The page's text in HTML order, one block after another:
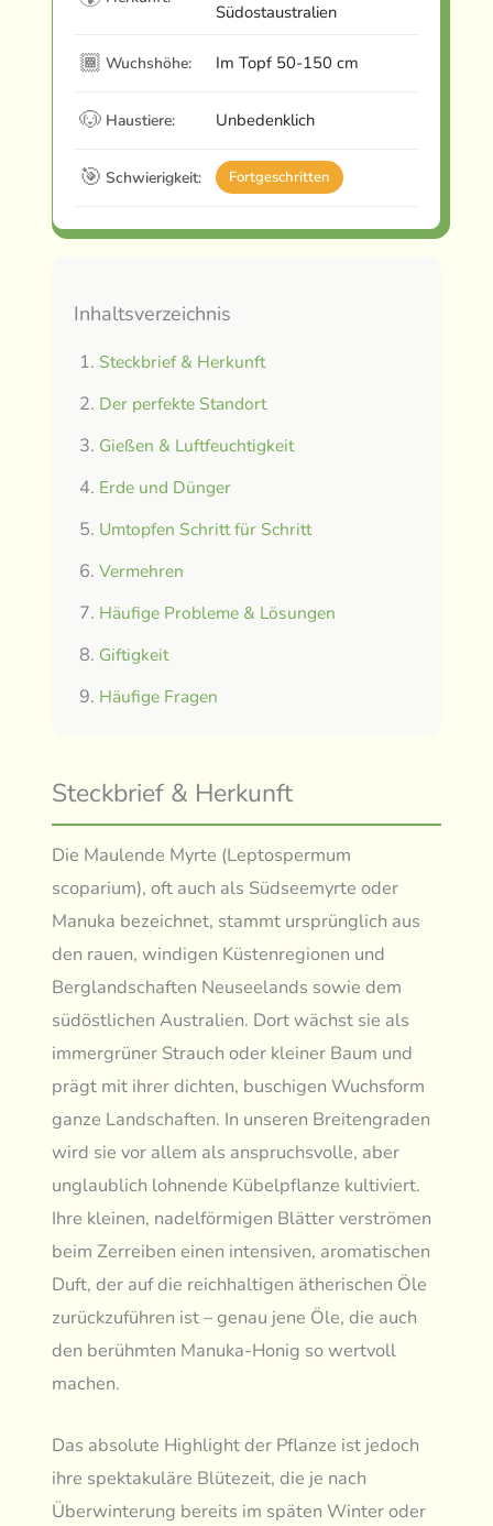
Südostaustralien
🏾 Wuchshöhe: Im Topf 50-150 cm
🐶 Haustiere: Unbedenklich
🎯 Schwierigkeit: Fortgeschritten
Inhaltsverzeichnis
Steckbrief & Herkunft
Der perfekte Standort
Gießen & Luftfeuchtigkeit
Erde und Dünger
Umtopfen Schritt für Schritt
Vermehren
Häufige Probleme & Lösungen
Giftigkeit
Häufige Fragen
Steckbrief & Herkunft
Die Maulende Myrte (Leptospermum
scoparium), oft auch als Südseemyrte oder
Manuka bezeichnet, stammt ursprünglich aus
den rauen, windigen Küstenregionen und
Berglandschaften Neuseelands sowie dem
südöstlichen Australien. Dort wächst sie als
immergrüner Strauch oder kleiner Baum und
prägt mit ihrer dichten, buschigen Wuchsform
ganze Landschaften. In unseren Breitengraden
wird sie vor allem als anspruchsvolle, aber
unglaublich lohnende Kübelpflanze kultiviert.
Ihre kleinen, nadelförmigen Blätter verströmen
beim Zerreiben einen intensiven, aromatischen
Duft, der auf die reichhaltigen ätherischen Öle
zurückzuführen ist – genau jene Öle, die auch
den berühmten Manuka-Honig so wertvoll
machen.
Das absolute Highlight der Pflanze ist jedoch
ihre spektakuläre Blütezeit, die je nach
Überwinterung bereits im späten Winter oder